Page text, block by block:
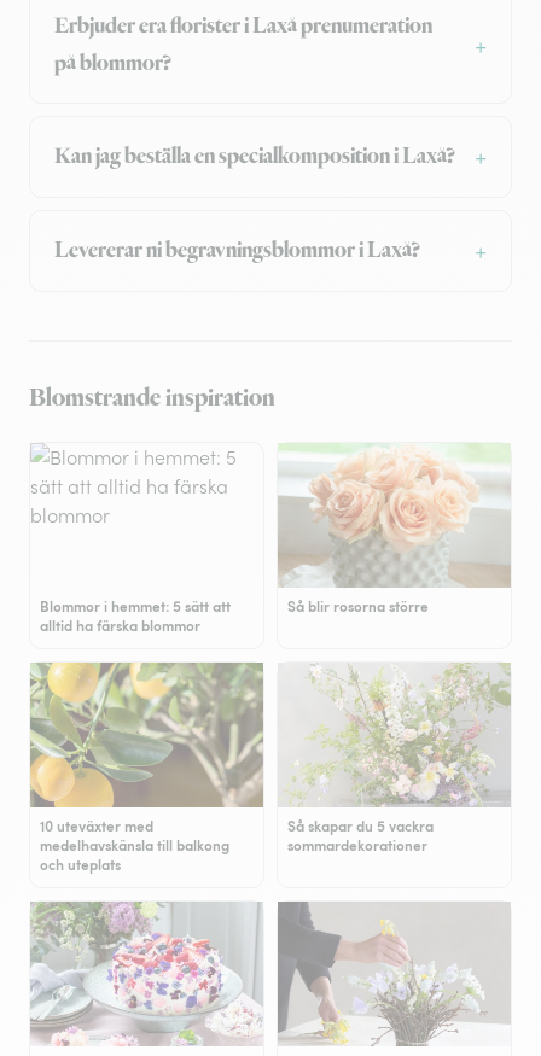
Erbjuder era florister i Laxå prenumeration
på blommor?
Kan jag beställa en specialkomposition i Laxå?
Levererar ni begravningsblommor i Laxå?
Blomstrande inspiration
Blommor i hemmet: 5 sätt att
alltid ha färska blommor
Så blir rosorna större
10 uteväxter med
medelhavskänsla till balkong
och uteplats
Så skapar du 5 vackra
sommardekorationer